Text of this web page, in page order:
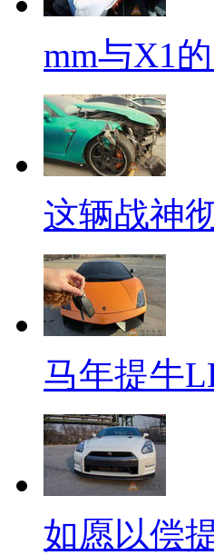
mm与X1
这辆战神
马年提牛
如愿以偿